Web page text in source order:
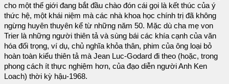
cho một thế giới đang bắt đầu chào đón cái gọi là kết thúc của ý
thức hệ, một khái niệm mà các nhà khoa học chính trị đã không
ngừng huyên thuyên kể từ những năm 50. Mặc dù cha mẹ von
Trier là những người thiên tả và sùng bái các khía cạnh của văn
hóa đối trọng, ví dụ, chủ nghĩa khỏa thân, phim của ông loại bỏ
hoàn toàn kiểu thiên tả mà Jean Luc-Godard đi theo (hoặc, trong
phong cách ít thực nghiệm hơn, của đạo diễn người Anh Ken
Loach) thời kỳ hậu-1968.